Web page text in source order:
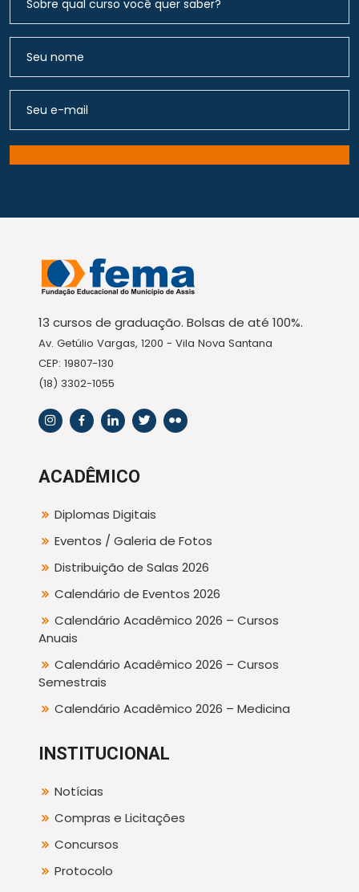
13 cursos de graduação. Bolsas de até 100%.
Av. Getúlio Vargas, 1200 - Vila Nova Santana
CEP: 19807-130
(18) 3302-1055
ACADÊMICO
Diplomas Digitais
Eventos / Galeria de Fotos
Distribuição de Salas 2026
Calendário de Eventos 2026
Calendário Acadêmico 2026 – Cursos
Anuais
Calendário Acadêmico 2026 – Cursos
Semestrais
Calendário Acadêmico 2026 – Medicina
INSTITUCIONAL
Notícias
Compras e Licitações
Concursos
Protocolo